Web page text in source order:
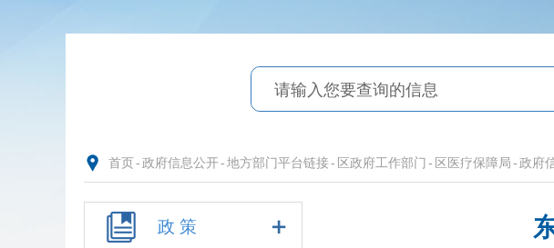
首页 - 政府信息公开- 地方部门平台链接- 区政府工作部门 - 区医疗保障局 - 政府
政 策